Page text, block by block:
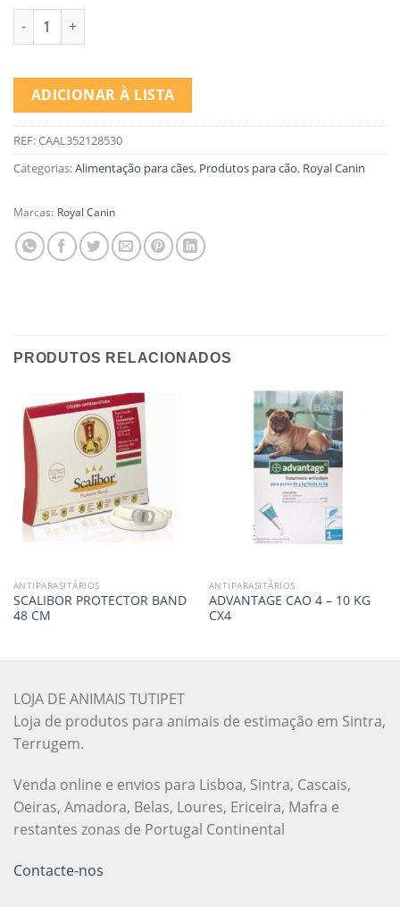
Quantidade de ROYAL CANIN YORKSHIRE TERRIER JUNIOR 500
ADICIONAR À LISTA
REF:CAAL352128530
Categorias:Alimentação para cães, Produtos para cão, Royal Canin
Marcas: Royal Canin
PRODUTOS RELACIONADOS
ANTIPARASITÁRIOS
SCALIBOR PROTECTOR BAND
48 CM
ANTIPARASITÁRIOS
ADVANTAGE CAO 4 – 10 KG
CX4
LOJA DE ANIMAIS TUTIPET
Loja de produtos para animais de estimação em Sintra,
Terrugem.
Venda online e envios para Lisboa, Sintra, Cascais,
Oeiras, Amadora, Belas, Loures, Ericeira, Mafra e
restantes zonas de Portugal Continental
Contacte-nos